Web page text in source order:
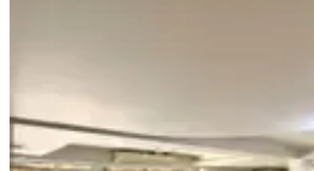
Turgutlu, Ergenekon
5+1·294 m²·